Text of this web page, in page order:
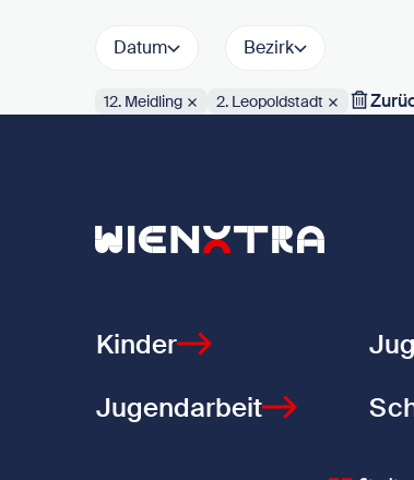
Datum Bezirk
Aktive Filter:
12. Meidling 2. Leopoldstadt
Zurück zur Startseite
Kinder
Jugendarbeit